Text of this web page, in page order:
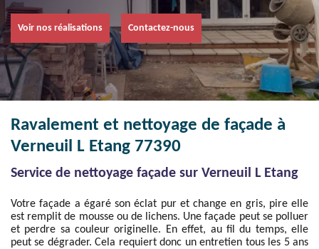
Voir nos réalisations Contactez-nous
Ravalement et nettoyage de façade à
Verneuil L Etang 77390
Service de nettoyage façade sur Verneuil L Etang
Votre façade a égaré son éclat pur et change en gris, pire elle
est remplit de mousse ou de lichens. Une façade peut se polluer
et perdre sa couleur originelle. En effet, au fil du temps, elle
peut se dégrader. Cela requiert donc un entretien tous les 5 ans